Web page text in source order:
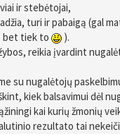
ir stebėtojai,
turi ir pabaigą (gal
bet tiek to
).
reikia įvardint
su nugalėtojų
kiek balsavimui dėl
kai kurių žmonių
rezultato tai